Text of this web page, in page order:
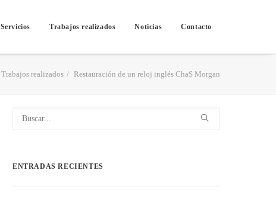
Servicios Trabajos realizados Noticias Contacto
Trabajos realizados Restauración de un reloj inglés ChaS Morgan
ENTRADAS RECIENTES